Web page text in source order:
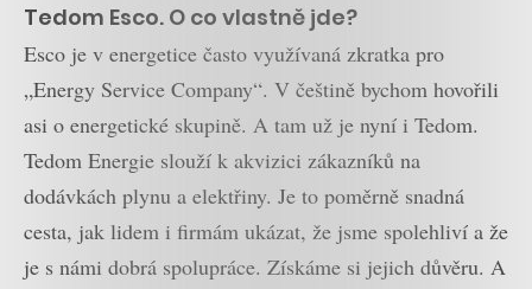
Tedom Esco. O co vlastně jde?
Esco je v energetice často využívaná zkratka pro
„Energy Service Company“. V češtině bychom hovořili
asi o energetické skupině. A tam už je nyní i Tedom.
Tedom Energie slouží k akvizici zákazníků na
dodávkách plynu a elektřiny. Je to poměrně snadná
cesta, jak lidem i firmám ukázat, že jsme spolehliví a že
je s námi dobrá spolupráce. Získáme si jejich důvěru. A